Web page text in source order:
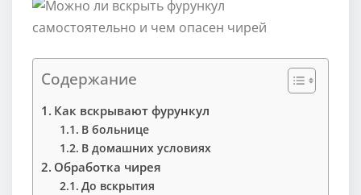
Содержание
Как вскрывают фурункул
В больнице
В домашних условиях
Обработка чирея
До вскрытия